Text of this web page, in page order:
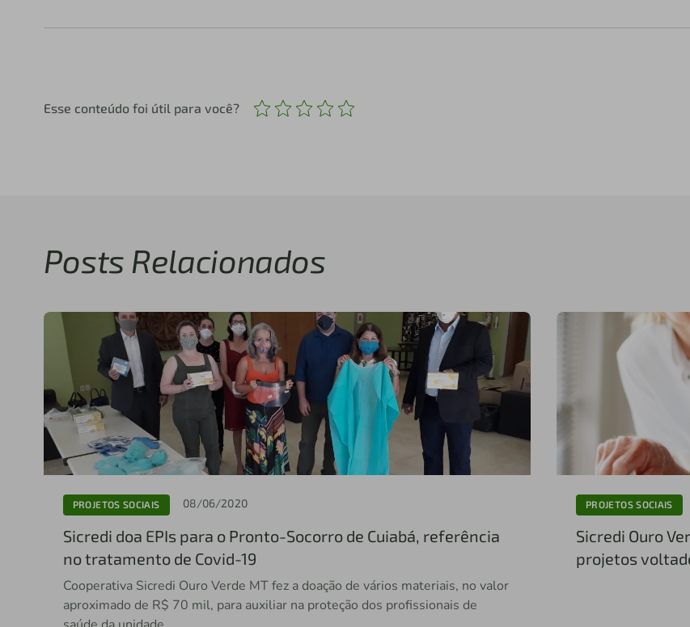
Esse conteúdo foi útil para você?
Posts Relacionados
PROJETOS SOCIAIS 08/06/2020
Sicredi doa EPIs para o Pronto-Socorro de Cuiabá, referência
no tratamento de Covid-19
Cooperativa Sicredi Ouro Verde MT fez a doação de vários materiais, no valor
aproximado de R$ 70 mil, para auxiliar na proteção dos profissionais de
PROJETOS SOCIAIS
Sicredi Ouro
projetos